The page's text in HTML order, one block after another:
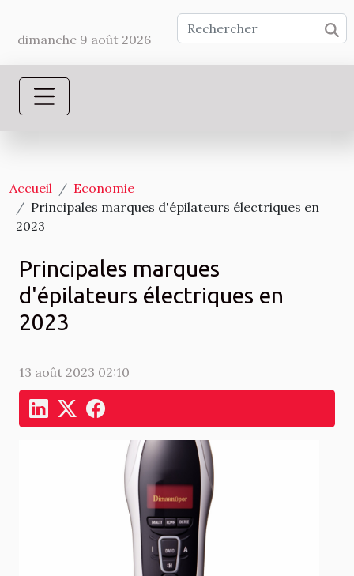
dimanche 9 août 2026
Accueil
Economie
Principales marques d'épilateurs électriques en
2023
Principales marques
d'épilateurs électriques en
2023
13 août 2023 02:10